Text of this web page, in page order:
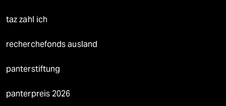
taz zahl ich
recherchefonds ausland
panterstiftung
panterpreis 2026